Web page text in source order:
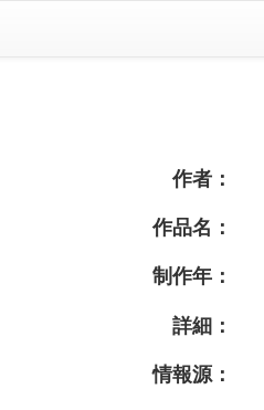
作者：
作品名：
制作年：
詳細：
情報源：